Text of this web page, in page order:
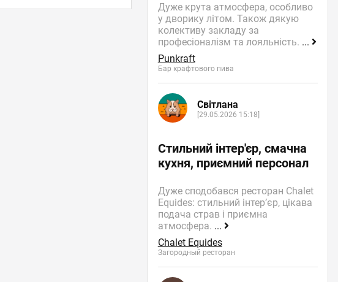
Дуже крута атмосфера, особливо
у дворику літом. Також дякую
колективу закладу за
професіоналізм та лояльність. ...
Punkraft
Бар крафтового пива
Світлана
[29.05.2026 15:18]
Стильний інтер'єр, смачна
кухня, приємний персонал
Дуже сподобався ресторан Chalet
Equides: стильний інтер’єр, цікава
подача страв і приємна
атмосфера. ...
Chalet Equides
Загородный ресторан